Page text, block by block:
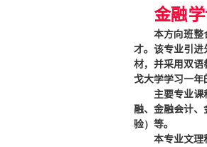
金融
本方向班整
才。该专业引
材，并采用双
戈大学学习一年
主要专业
融、金融会计
验）等。
本专业文理